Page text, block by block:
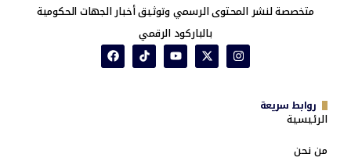
متخصصة لنشر المحتوى الرسمي وتوثيق أخبار الجهات الحكومية
بالباركود الرقمي
روابط سريعة
الرئيسية
من نحن